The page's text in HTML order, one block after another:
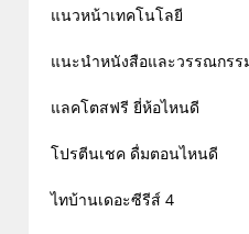
แนวหน้าเทคโนโลยี
แนะนำหนังสือและวรรณกรร
แลคโตสฟรี ยี่ห้อไหนดี
โปรตีนเชค ดื่มตอนไหนดี
ไทบ้านเดอะซีรีส์ 4